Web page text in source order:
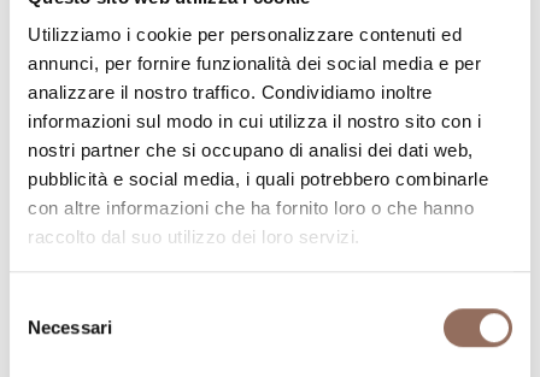
Utilizziamo i cookie per personalizzare contenuti ed
annunci, per fornire funzionalità dei social media e per
analizzare il nostro traffico. Condividiamo inoltre
informazioni sul modo in cui utilizza il nostro sito con i
nostri partner che si occupano di analisi dei dati web,
pubblicità e social media, i quali potrebbero combinarle
con altre informazioni che ha fornito loro o che hanno
raccolto dal suo utilizzo dei loro servizi.
delNecessari
Pianifica dove dormire, dove mangiare, cosa fare e
visitare in ogni angolo di Langhe Monferrato Roero, con
un occhio al meteo in tempo reale